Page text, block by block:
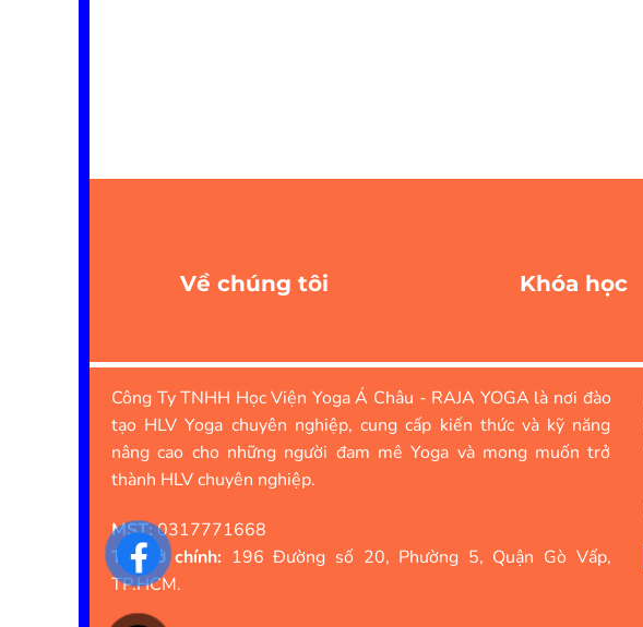
Về chúng tôi Khóa học
Công Ty TNHH Học Viện Yoga Á Châu - RAJA YOGA là nơi đào
tạo HLV Yoga chuyên nghiệp, cung cấp kiến thức và kỹ năng
nâng cao cho những người đam mê Yoga và mong muốn trở
thành HLV chuyên nghiệp.
MST:0317771668
Trụ sở chính: 196 Đường số 20, Phường 5, Quận Gò Vấp,
TP.HCM.